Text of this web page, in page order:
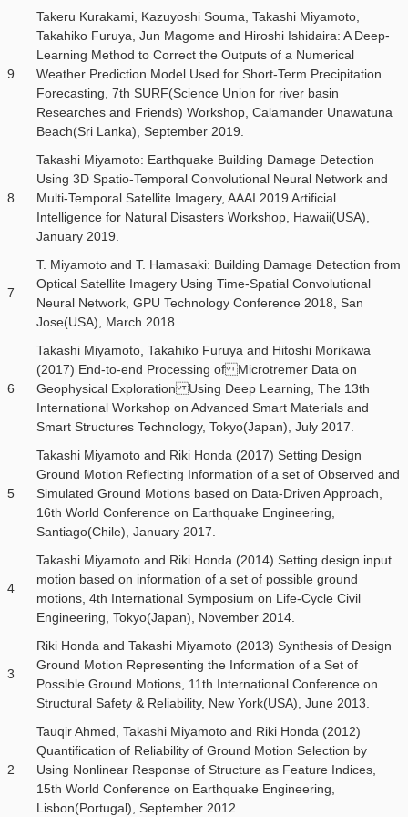
9
Takeru Kurakami, Kazuyoshi Souma, Takashi Miyamoto,
Takahiko Furuya, Jun Magome and Hiroshi Ishidaira: A Deep-
Learning Method to Correct the Outputs of a Numerical
Weather Prediction Model Used for Short-Term Precipitation
Forecasting, 7th SURF(Science Union for river basin
Researches and Friends) Workshop, Calamander Unawatuna
Beach(Sri Lanka), September 2019.
8
Takashi Miyamoto: Earthquake Building Damage Detection
Using 3D Spatio-Temporal Convolutional Neural Network and
Multi-Temporal Satellite Imagery, AAAI 2019 Artificial
Intelligence for Natural Disasters Workshop, Hawaii(USA),
January 2019.
7
T. Miyamoto and T. Hamasaki: Building Damage Detection from
Optical Satellite Imagery Using Time-Spatial Convolutional
Neural Network, GPU Technology Conference 2018, San
Jose(USA), March 2018.
6
Takashi Miyamoto, Takahiko Furuya and Hitoshi Morikawa
(2017) End-to-end Processing of Microtremer Data on
Geophysical Exploration Using Deep Learning, The 13th
International Workshop on Advanced Smart Materials and
Smart Structures Technology, Tokyo(Japan), July 2017.
5
Takashi Miyamoto and Riki Honda (2017) Setting Design
Ground Motion Reflecting Information of a set of Observed and
Simulated Ground Motions based on Data-Driven Approach,
16th World Conference on Earthquake Engineering,
Santiago(Chile), January 2017.
4
Takashi Miyamoto and Riki Honda (2014) Setting design input
motion based on information of a set of possible ground
motions, 4th International Symposium on Life-Cycle Civil
Engineering, Tokyo(Japan), November 2014.
3
Riki Honda and Takashi Miyamoto (2013) Synthesis of Design
Ground Motion Representing the Information of a Set of
Possible Ground Motions, 11th International Conference on
Structural Safety & Reliability, New York(USA), June 2013.
2
Tauqir Ahmed, Takashi Miyamoto and Riki Honda (2012)
Quantification of Reliability of Ground Motion Selection by
Using Nonlinear Response of Structure as Feature Indices,
15th World Conference on Earthquake Engineering,
Lisbon(Portugal), September 2012.